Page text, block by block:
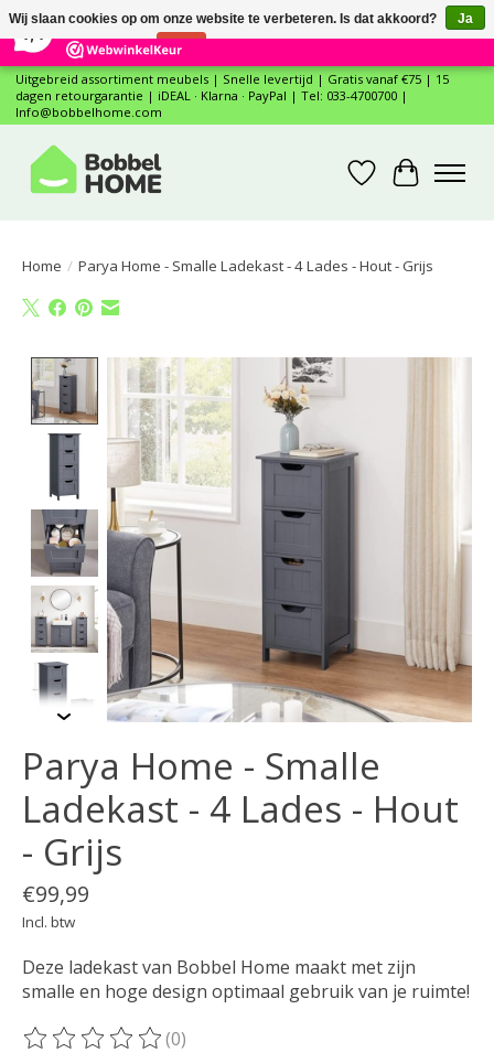
12 Reviews ×
Uitgebreid assortiment meubels | Snelle levertijd | Gratis vanaf €75 | 15
dagen retourgarantie | iDEAL · Klarna · PayPal | Tel: 033-4700700 |
Info@bobbelhome.com
Verlanglijst
Home / Parya Home - Smalle Ladekast - 4 Lades - Hout - Grijs
Product image slideshow Items
Parya Home - Smalle
Ladekast - 4 Lades - Hout
- Grijs
€99,99
Incl. btw
Deze ladekast van Bobbel Home maakt met zijn
smalle en hoge design optimaal gebruik van je ruimte!
De beoordeling van dit product is
(0)
Wij slaan cookies op om onze website te verbeteren. Is dat akkoord?
Ja
Nee